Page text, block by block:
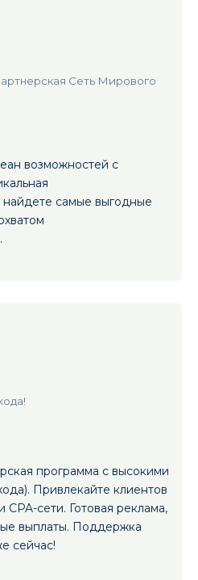
Сеть Мирового
возможностей с
найдете самые выгодные
программа с высокими
Привлекайте клиентов
CPA-сети. Готовая реклама,
выплаты. Поддержка
сейчас!